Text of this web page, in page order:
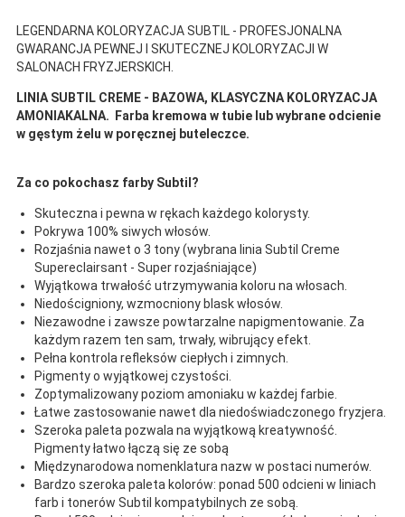
LEGENDARNA KOLORYZACJA SUBTIL - PROFESJONALNA
GWARANCJA PEWNEJ I SKUTECZNEJ KOLORYZACJI W
SALONACH FRYZJERSKICH.
LINIA SUBTIL CREME - BAZOWA, KLASYCZNA KOLORYZACJA
AMONIAKALNA. Farba kremowa w tubie lub wybrane odcienie
w gęstym żelu w poręcznej buteleczce.
Za co pokochasz farby Subtil?
Skuteczna i pewna w rękach każdego kolorysty.
Pokrywa 100% siwych włosów.
Rozjaśnia nawet o 3 tony (wybrana linia Subtil Creme
Supereclairsant - Super rozjaśniające)
Wyjątkowa trwałość utrzymywania koloru na włosach.
Niedościgniony, wzmocniony blask włosów.
Niezawodne i zawsze powtarzalne napigmentowanie. Za
każdym razem ten sam, trwały, wibrujący efekt.
Pełna kontrola refleksów ciepłych i zimnych.
Pigmenty o wyjątkowej czystości.
Zoptymalizowany poziom amoniaku w każdej farbie.
Łatwe zastosowanie nawet dla niedoświadczonego fryzjera.
Szeroka paleta pozwala na wyjątkową kreatywność.
Pigmenty łatwo łączą się ze sobą
Międzynarodowa nomenklatura nazw w postaci numerów.
Bardzo szeroka paleta kolorów: ponad 500 odcieni w liniach
farb i tonerów Subtil kompatybilnych ze sobą.